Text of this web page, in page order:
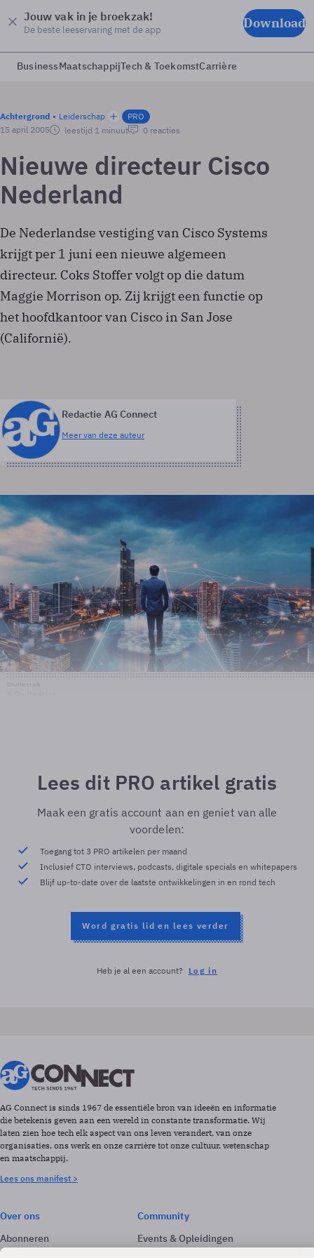
Jouw vak in je broekzak!
De beste leeservaring met de app Download
BusinessMaatschappijTech & ToekomstCarrière
Achtergrond Leiderschap
PRO
15 april 2005
leestijd 1 minuut 0 reacties
Nieuwe directeur Cisco
Nederland
De Nederlandse vestiging van Cisco Systems
krijgt per 1 juni een nieuwe algemeen
directeur. Coks Stoffer volgt op die datum
Maggie Morrison op. Zij krijgt een functie op
het hoofdkantoor van Cisco in San Jose
(Californië).
Redactie AG Connect
Meer van deze auteur
Lees dit PRO artikel gratis
Maak een gratis account aan en geniet van alle
voordelen:
Toegang tot 3 PRO artikelen per maand
Inclusief CTO interviews, podcasts, digitale specials en whitepapers
Blijf up-to-date over de laatste ontwikkelingen in en rond tech
Word gratis lid en lees verder
Heb je al een account? Log in
AG Connect is sinds 1967 de essentiële bron van ideeën en informatie
die betekenis geven aan een wereld in constante transformatie. Wij
laten zien hoe tech elk aspect van ons leven verandert, van onze
organisaties, ons werk en onze carrière tot onze cultuur, wetenschap
en maatschappij.
Lees ons manifest >
Over ons
Abonneren
Adverteren
Community
Events & Opleidingen